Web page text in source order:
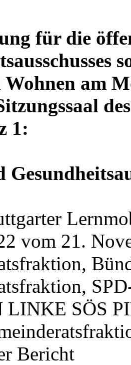
für die
Wohnen am
1:
vom 21.
SÖS
Bericht